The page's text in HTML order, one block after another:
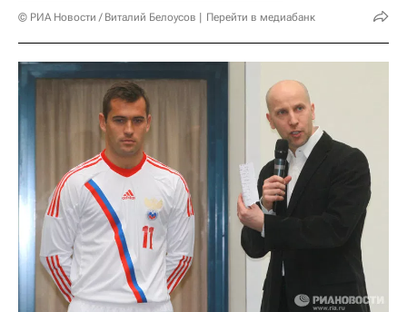
© РИА Новости / Виталий Белоусов Перейти в медиабанк